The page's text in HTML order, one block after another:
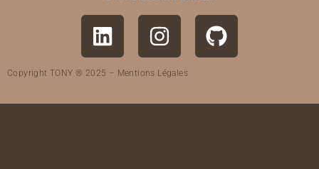
Copyright TONY ® 2025 – Mentions Légales